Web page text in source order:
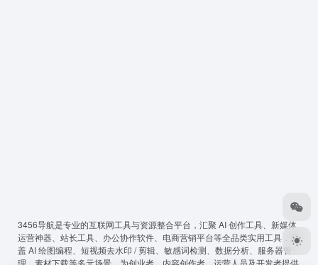
3456导航是专业的互联网工具与资源整合平台，汇聚 AI 创作工具、新媒体
运营神器、站长工具、办公协作软件、电商营销平台等全品类实用工具，覆
盖 AI 绘图编程、短视频去水印 / 剪辑、敏感词检测、数据分析、服务器管
理、素材下载等多元场景，为创业者、内容创作者、运营人员及开发者提供